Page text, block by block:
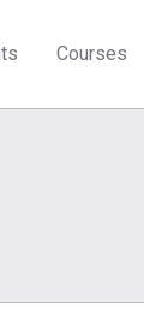
Courses